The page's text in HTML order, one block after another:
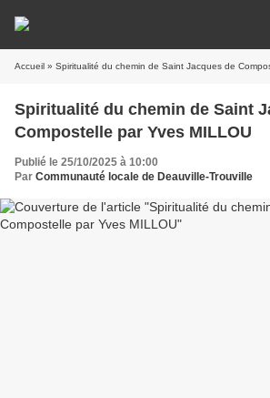
Accueil » Spiritualité du chemin de Saint Jacques de
Spiritualité du chemin de Saint
Compostelle par Yves MILLOU
Publié le 25/10/2025 à 10:00
Par Communauté locale de Deauville-Trouville